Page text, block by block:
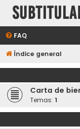
FAQ
Índice general
Carta de
Temas: 1